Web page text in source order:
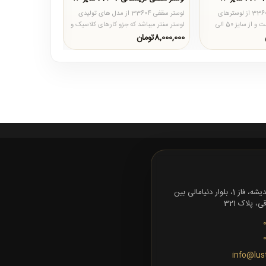
لوستر سقفی مدرن 33603 از لوسترهای
تولیدی لوستر سنتر است و از سایز 50 الی
لوستر سقفی 33604 از مدل های تولیدی
لوستر سنتر میباشد که جزو کارهای کلاسیک و
تمام کریستال محسوب میشود..
8,000,000تومان
تهران، شهرک اندیشه، فاز 1، بلوار دنیامالی بین
پلاک 321